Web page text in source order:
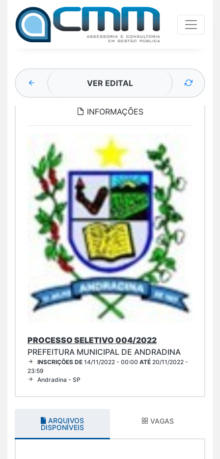
VER EDITAL
INFORMAÇÕES
PROCESSO SELETIVO 004/2022
PREFEITURA MUNICIPAL DE ANDRADINA
INSCRIÇÕES DE 14/11/2022 - 00:00 ATÉ 20/11/2022 -
23:59
Andradina - SP
ARQUIVOS
DISPONÍVEIS
VAGAS